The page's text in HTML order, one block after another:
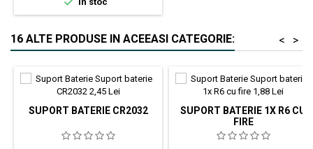
16 ALTE PRODUSE IN ACEEASI CATEGORIE: >
<
SUPORT BATERIE CR2032
SUPORT BATERIE 1X R6 CU
FIRE